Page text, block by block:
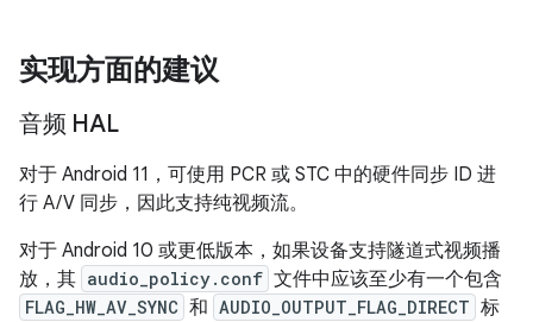
实现方面的建议
音频 HAL
对于 Android 11，可使用 PCR 或 STC 中的硬件同步 ID 进
行 A/V 同步，因此支持纯视频流。
对于 Android 10 或更低版本，如果设备支持隧道式视频播
放，其 audio_policy.conf 文件中应该至少有一个包含
FLAG_HW_AV_SYNC 和 AUDIO_OUTPUT_FLAG_DIRECT 标